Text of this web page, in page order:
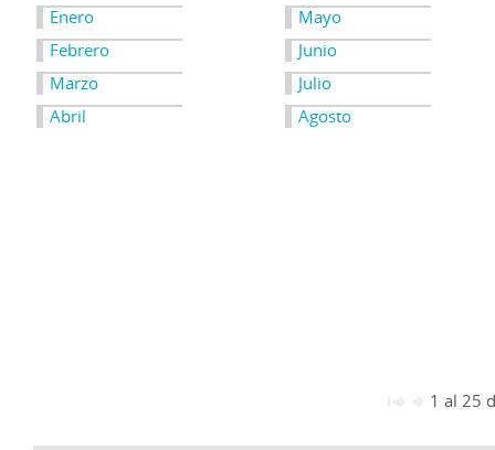
Enero
Febrero
Marzo
Abril
Mayo
Junio
Julio
Agosto
1 al 25